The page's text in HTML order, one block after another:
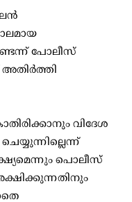
പോലീസ്
അതിര്‍ത്തി
വിദേശ
പൊലീസ്